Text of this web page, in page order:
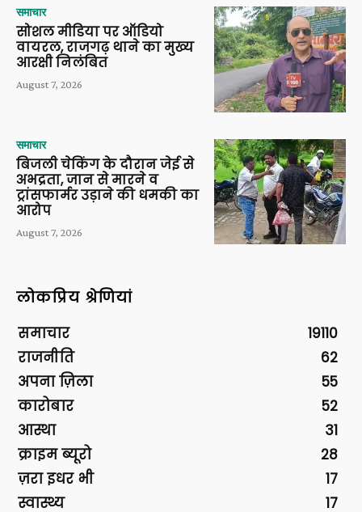
समाचार
सोशल मीडिया पर ऑडियो
वायरल, राजगढ़ थाने का मुख्य
आरक्षी निलंबित
August 7, 2026
समाचार
बिजली चेकिंग के दौरान जेई से
अभद्रता, जान से मारने व
ट्रांसफार्मर उड़ाने की धमकी का
आरोप
August 7, 2026
लोकप्रिय श्रेणियां
समाचार
19110
राजनीति
62
अपना ज़िला
55
कारोबार
52
आस्था
31
क्राइम ब्यूरो
28
ज़रा इधर भी
17
स्वास्थ्य
17